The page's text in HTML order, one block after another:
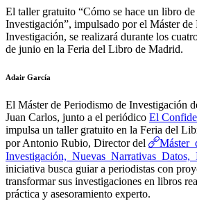
El taller gratuito “Cómo se hace un libro
Investigación”, impulsado por el Máster de
Investigación, se realizará durante los
de junio en la Feria del Libro de Madrid.
Adair García
El Máster de Periodismo de Investigación
Juan Carlos, junto a el periódico El
impulsa un taller gratuito en la Feria del
por Antonio Rubio, Director del
Máster
Investigación, Nuevas Narrativas
iniciativa busca guiar a periodistas con
transformar sus investigaciones en libros
práctica y asesoramiento experto.